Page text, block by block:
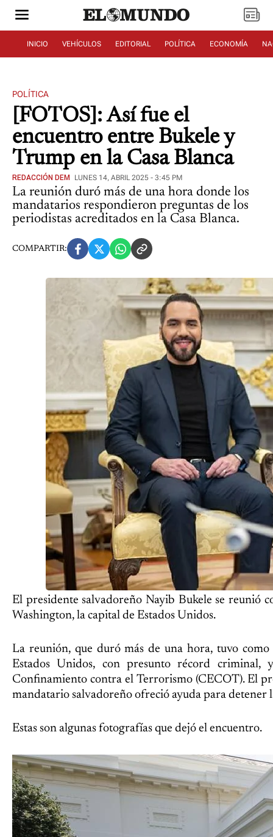
INICIO VEHÍCULOS EDITORIAL POLÍTICA ECONOMÍA
POLÍTICA
[FOTOS]: Así fue el
encuentro entre Bukele y
Trump en la Casa Blanca
REDACCIÓN DEM LUNES 14, ABRIL 2025 - 3:45 PM
La reunión duró más de una hora donde los
mandatarios respondieron preguntas de los
periodistas acreditados en la Casa Blanca.
COMPARTIR:
El presidente salvadoreño Nayib Bukele se reunió
Washington, la capital de Estados Unidos.
La reunión, que duró más de una hora, tuvo
Estados Unidos, con presunto récord criminal,
Confinamiento contra el Terrorismo (CECOT). El
mandatario salvadoreño ofreció ayuda para
Estas son algunas fotografías que dejó el encuentro.